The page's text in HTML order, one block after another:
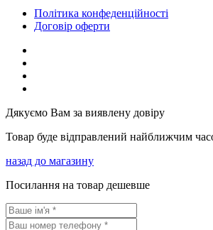
Політика конфеденційності
Договір оферти
Дякуємо Вам за виявлену довіру
Товар буде відправлений найближчим
назад до магазину
Посилання на товар дешевше